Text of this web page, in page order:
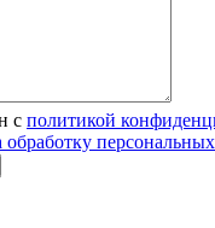
с политикой
обработку